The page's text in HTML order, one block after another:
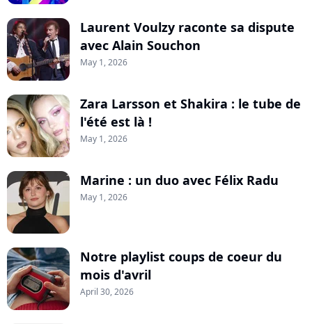
Laurent Voulzy raconte sa dispute
avec Alain Souchon
May 1, 2026
Zara Larsson et Shakira : le tube de
l'été est là !
May 1, 2026
Marine : un duo avec Félix Radu
May 1, 2026
Notre playlist coups de coeur du
mois d'avril
April 30, 2026